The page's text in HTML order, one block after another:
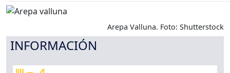
Arepa Valluna. Foto: Shutterstock
INFORMACIÓN